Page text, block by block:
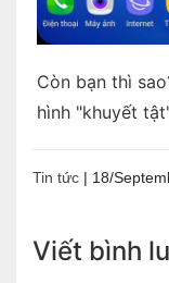
Còn bạn thì
hình "khuyết
Tin tức | 18/
Viết bình